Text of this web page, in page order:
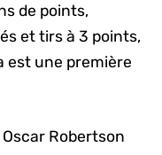
de points,
et tirs à 3 points,
est une première
Robertson